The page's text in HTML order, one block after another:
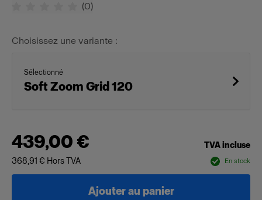
(0)
Choisissez une variante :
Sélectionné
Soft Zoom Grid 120
439,00 €
TVA incluse
368,91 € Hors TVA En stock
Ajouter au panier